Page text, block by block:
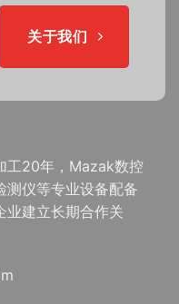
关于我们
工20年，Mazak数控
测仪等专业设备配备
业建立长期合作关